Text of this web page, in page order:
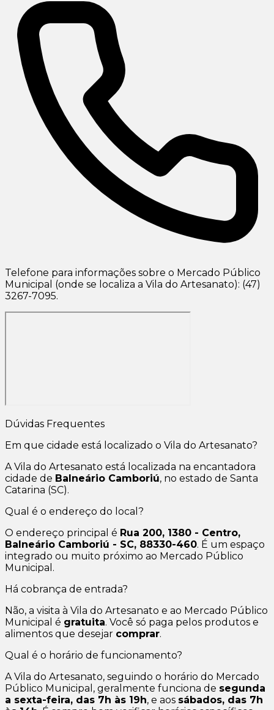
Telefone para informações sobre o Mercado Público
Municipal (onde se localiza a Vila do Artesanato): (47)
3267-7095.
Dúvidas Frequentes
Em que cidade está localizado o Vila do Artesanato?
A Vila do Artesanato está localizada na encantadora
cidade de Balneário Camboriú, no estado de Santa
Catarina (SC).
Qual é o endereço do local?
O endereço principal é Rua 200, 1380 - Centro,
Balneário Camboriú - SC, 88330-460. É um espaço
integrado ou muito próximo ao Mercado Público
Municipal.
Há cobrança de entrada?
Não, a visita à Vila do Artesanato e ao Mercado Público
Municipal é gratuita. Você só paga pelos produtos e
alimentos que desejar comprar.
Qual é o horário de funcionamento?
A Vila do Artesanato, seguindo o horário do Mercado
Público Municipal, geralmente funciona de segunda
a sexta-feira, das 7h às 19h, e aos sábados, das 7h